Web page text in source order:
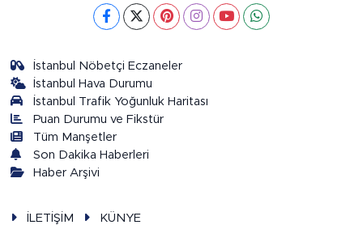
İstanbul Nöbetçi Eczaneler
İstanbul Hava Durumu
İstanbul Trafik Yoğunluk Haritası
Puan Durumu ve Fikstür
Tüm Manşetler
Son Dakika Haberleri
Haber Arşivi
İLETİŞİM KÜNYE